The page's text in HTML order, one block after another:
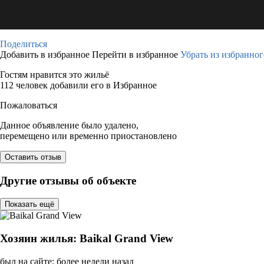
Поделиться
Добавить в избранное Перейти в избранное Убрать из
Гостям нравится это жильё
112 человек добавили его в Избранное
Пожаловаться
Данное объявление было удалено,
перемещено или временно приостановлено
Оставить отзыв
Другие отзывы об объекте
Показать ещё
Хозяин жилья: Baikal Grand View
был на сайте: более недели назад